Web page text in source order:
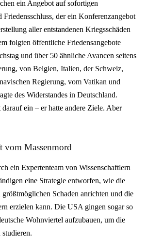
ein Angebot auf sofortigen
Friedensschluss, der ein Konferenzangebot
aller entstandenen Kriegsschäden
folgten öffentliche Friedensangebote
und über 50 ähnliche Avancen seitens
von Belgien, Italien, der Schweiz,
Regierung, vom Vatikan und
des Widerstandes in Deutschland.
ein – er hatte andere Ziele. Aber
vom Massenmord
ein Expertenteam von Wissenschaftlern
eine Strategie entworfen, wie die
Schaden anrichten und die
erzielen kann. Die USA gingen sogar so
Wohnviertel aufzubauen, um die